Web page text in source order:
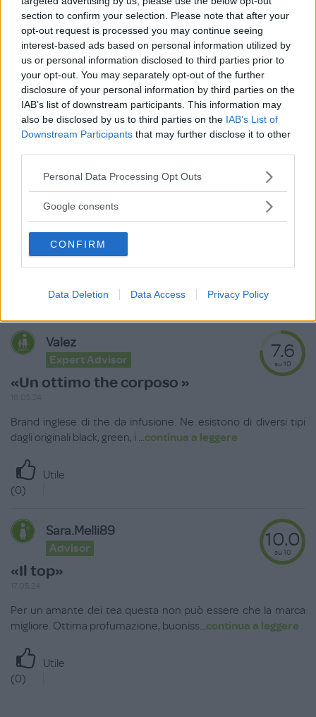
section to confirm your selection. Please note that after your
opt-out request is processed you may continue seeing
interest-based ads based on personal information utilized by
us or personal information disclosed to third parties prior to
your opt-out. You may separately opt-out of the further
disclosure of your personal information by third parties on the
IAB’s list of downstream participants. This information may
also be disclosed by us to third parties on the IAB’s List of
Downstream Participants that may further disclose it to other
Please note that this website/app uses one or more Google
not limited to your visit or usage behaviour. You may click to
use your data for below specified purposes in below Google
consent section.
Personal Data Processing Opt Outs
Google consents
CONFIRM
Data Deletion Data Access Privacy Policy
)
8591Grace
Senior Advisor
«Tea molto buono »
9.2
Mio marito ha comprato per caso questo tea, era in sconto
all’Esselunga .Non vi dico il profumo
Valez
Expert Advisor
«Un ottimo the corposo »
7.6
su 10
Brand inglese di the da infusione. Ne esistono di diversi tipi
dagli originali black, green, i ...continua a leggere
Utile
(0)
Sara.Melli89
Advisor
«Il top»
10.0
su 10
Per un amante dei tea questa non può essere che la marca
migliore. Ottima profumazione, buoniss...continua a leggere
Utile
(0)